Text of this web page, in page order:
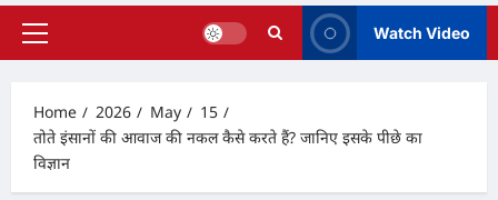
Primary
Watch Video
Home 2026 May
15
तोते इंसानों की आवाज की नकल कैसे करते हैं? जानिए इसके पीछे का
विज्ञान